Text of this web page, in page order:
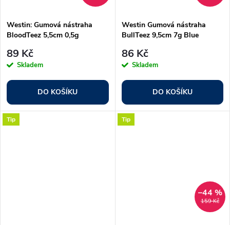
Westin: Gumová nástraha
BloodTeez 5,5cm 0,5g
89 Kč
Skladem
DO KOŠÍKU
Westin Gumová nástraha
BullTeez 9,5cm 7g Blue
86 Kč
Skladem
DO KOŠÍKU
Tip Tip
159 Kč
–44 %